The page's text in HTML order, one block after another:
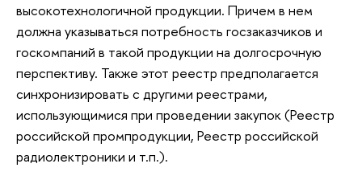
высокотехнологичной продукции. Причем в нем
должна указываться потребность госзаказчиков и
госкомпаний в такой продукции на долгосрочную
перспективу. Также этот реестр предполагается
синхронизировать с другими реестрами,
использующимися при проведении закупок (Реестр
российской промпродукции, Реестр российской
радиолектроники и т.п.).